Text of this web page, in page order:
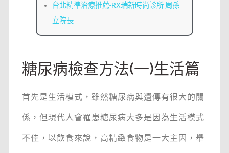
台北精準治療推薦-RX瑞新時尚診所 周孫
立院長
糖尿病檢查方法(一)生活篇
首先是生活模式，雖然糖尿病與遺傳有很大的關
係，但現代人會罹患糖尿病大多是因為生活模式
不佳，以飲食來說，高精緻食物是一大主因，舉